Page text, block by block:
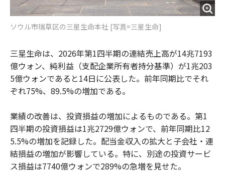
ソウル市瑞草区の三星生命本社 [写真=三星生命]
三星生命は、2026年第1四半期の連結売上高が14兆7193
億ウォン、純利益（支配企業所有者持分基準）が1兆203
5億ウォンであると14日に公表した。前年同期比でそれ
ぞれ75%、89.5%の増加である。
業績の改善は、投資損益の増加によるものである。第1
四半期の投資損益は1兆2729億ウォンで、前年同期比12
5.5%の増加を記録した。配当金収入の拡大と子会社・連
結損益の増加が影響している。特に、別途の投資サービ
ス損益は7740億ウォンで289%の急増を見せた。